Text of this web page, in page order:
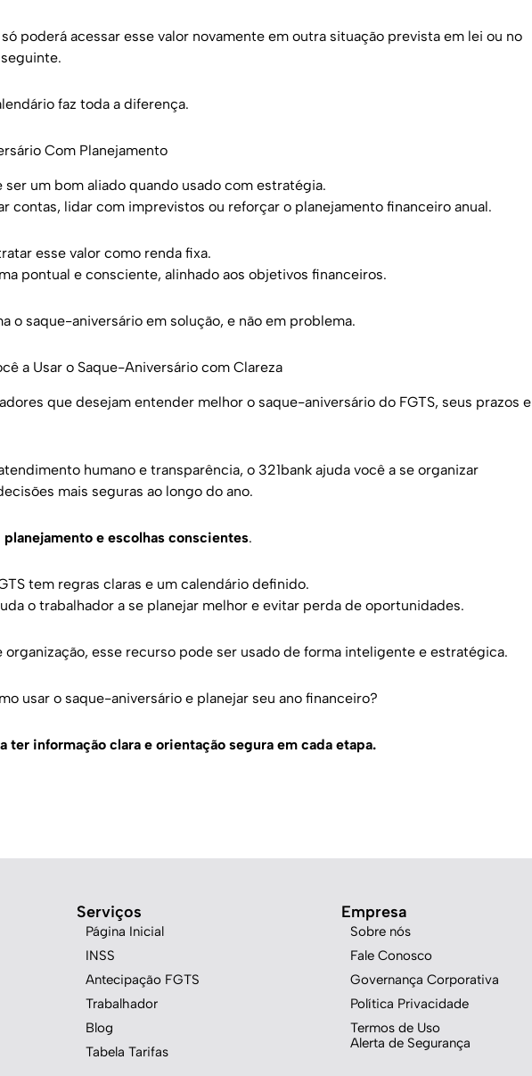
poderá acessar esse valor novamente em outra situação prevista em lei ou no
faz toda a diferença.
Com Planejamento
um bom aliado quando usado com estratégia.
contas, lidar com imprevistos ou reforçar o planejamento financeiro anual.
esse valor como renda fixa.
pontual e consciente, alinhado aos objetivos financeiros.
o saque-aniversário em solução, e não em problema.
a Usar o Saque-Aniversário com Clareza
que desejam entender melhor o saque-aniversário do FGTS, seus prazos e
humano e transparência, o 321bank ajuda você a se organizar
mais seguras ao longo do ano.
planejamento e escolhas conscientes.
tem regras claras e um calendário definido.
o trabalhador a se planejar melhor e evitar perda de oportunidades.
esse recurso pode ser usado de forma inteligente e estratégica.
usar o saque-aniversário e planejar seu ano financeiro?
ter informação clara e orientação segura em cada etapa.
Serviços
Página Inicial
INSS
Antecipação FGTS
Trabalhador
Blog
Tabela Tarifas
Empresa
Sobre nós
Fale Conosco
Governança Corporativa
Política Privacidade
Termos de Uso
Alerta de Segurança